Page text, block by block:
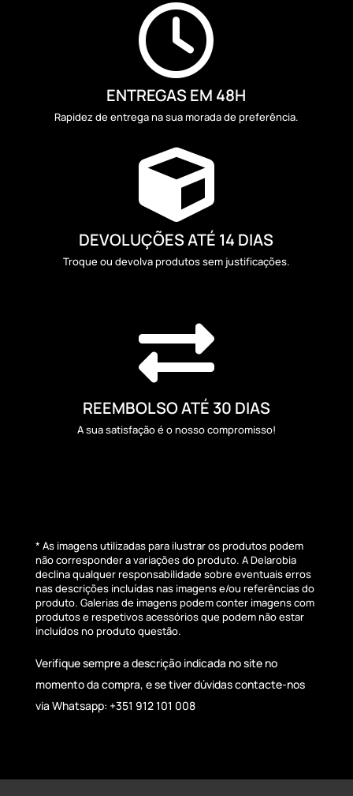

ENTREGAS EM 48H
Rapidez de entrega na sua morada de preferência.

DEVOLUÇÕES ATÉ 14 DIAS
Troque ou devolva produtos sem justificações.

REEMBOLSO ATÉ 30 DIAS
A sua satisfação é o nosso compromisso!
* As imagens utilizadas para ilustrar os produtos podem
não corresponder a variações do produto. A Delarobia
declina qualquer responsabilidade sobre eventuais erros
nas descrições incluídas nas imagens e/ou referências do
produto. Galerias de imagens podem conter imagens com
produtos e respetivos acessórios que podem não estar
incluídos no produto questão.
Verifique sempre a descrição indicada no site no
momento da compra, e se tiver dúvidas contacte-nos
via Whatsapp: +351 912 101 008